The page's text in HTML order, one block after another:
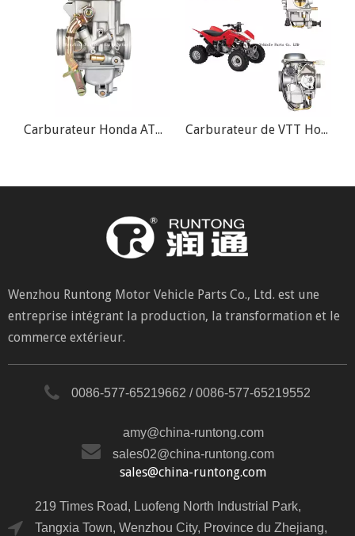
Carburateur Honda ATC350 ATC350X ATC 350CC Carburateur de VTT Honda Foreman 450 TRX450
Wenzhou Runtong Motor Vehicle Parts Co., Ltd. est une
entreprise intégrant la production, la transformation et le
commerce extérieur.
0086-577-65219662 / 0086-577-65219552
amy@china-runtong.com
sales02@china-runtong.com
sales@china-runtong.com
219 Times Road, Luofeng North Industrial Park,
Tangxia Town, Wenzhou City, Province du Zhejiang,